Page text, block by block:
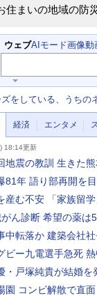
住まいの地域の防
検
索
ウェブAIモード画像動
ワ
ー
力
補
助
を
開
く
をしている、うちの
経済 エンタメ
18:14更新
地震の教訓 生きた
81年 語り部再開を
産む不安 「家族留
ん診断 希望の薬は
中転落か 建築会社
ビー九電選手急死
・戸塚純貴が結婚を
園 コンビ解散で直